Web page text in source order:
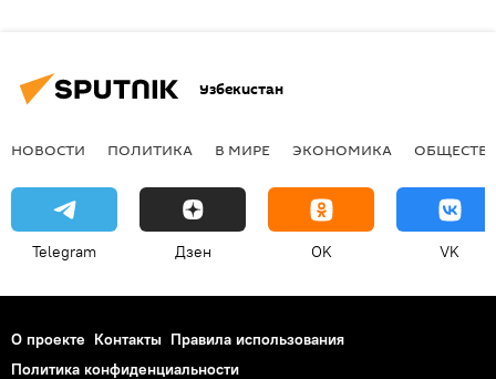
Узбекистан
НОВОСТИ ПОЛИТИКА В МИРЕ ЭКОНОМИКА
Telegram Дзен OK VK
О проекте Контакты Правила использования
Политика конфиденциальности